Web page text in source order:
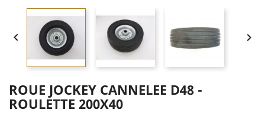
 
ROUE JOCKEY CANNELEE D48 -
ROULETTE 200X40